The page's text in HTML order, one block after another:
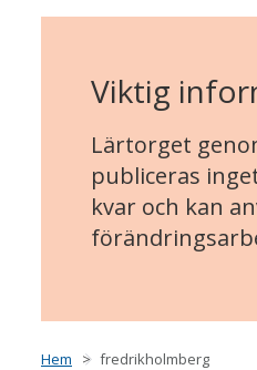
Viktig
Lärtorget
publiceras
kvar och kan
Hem fredrikholmberg